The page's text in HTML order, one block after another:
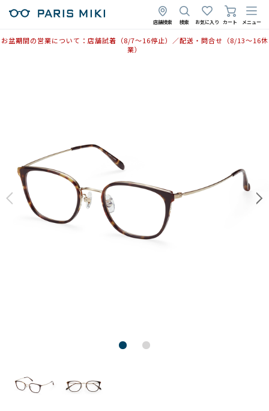
店舗検索 検索 お気に入り カート メニュー
お盆期間の営業について：店舗試着（8/7〜16停止）／配送・問合せ（8/13〜16休
業）